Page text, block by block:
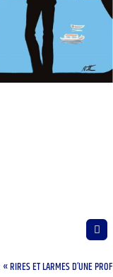
RIRES ET LARMES D’UNE PROF